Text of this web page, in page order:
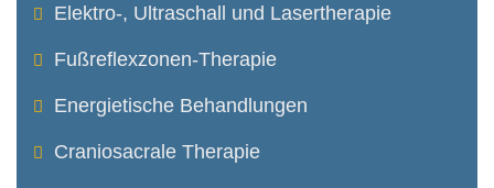
Elektro-, Ultraschall und Lasertherapie
Fußreflexzonen-Therapie
Energietische Behandlungen
Craniosacrale Therapie